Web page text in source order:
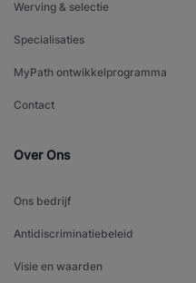
Werving & selectie
Specialisaties
MyPath ontwikkelprogramma
Contact
Over Ons
Ons bedrijf
Antidiscriminatiebeleid
Visie en waarden